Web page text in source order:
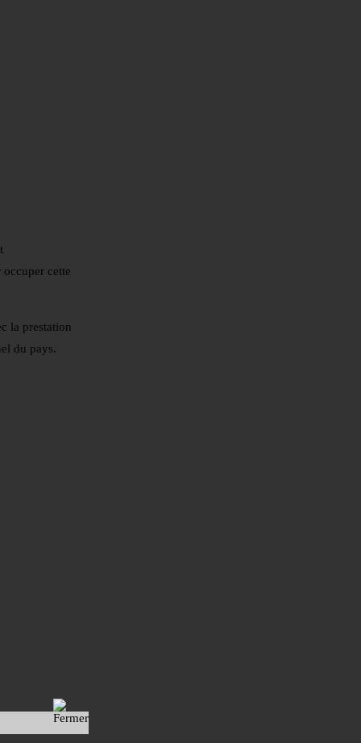
cette
la prestation
du pays.